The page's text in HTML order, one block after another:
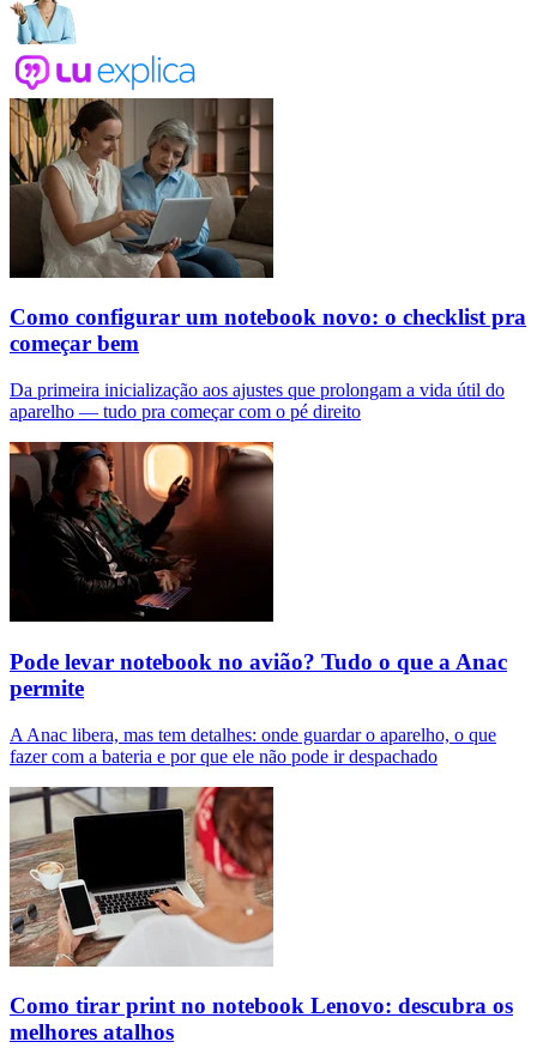
Como configurar um notebook novo: o checklist pra
começar bem
Da primeira inicialização aos ajustes que prolongam a vida útil do
aparelho — tudo pra começar com o pé direito
Pode levar notebook no avião? Tudo o que a Anac
permite
A Anac libera, mas tem detalhes: onde guardar o aparelho, o que
fazer com a bateria e por que ele não pode ir despachado
Como tirar print no notebook Lenovo: descubra os
melhores atalhos